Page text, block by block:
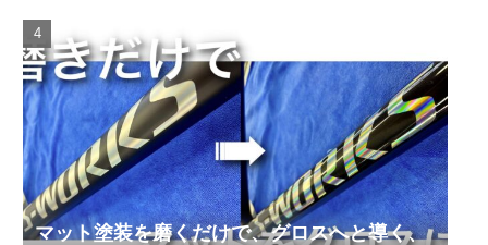
マット塗装を磨くだけで、グロスへと導く、